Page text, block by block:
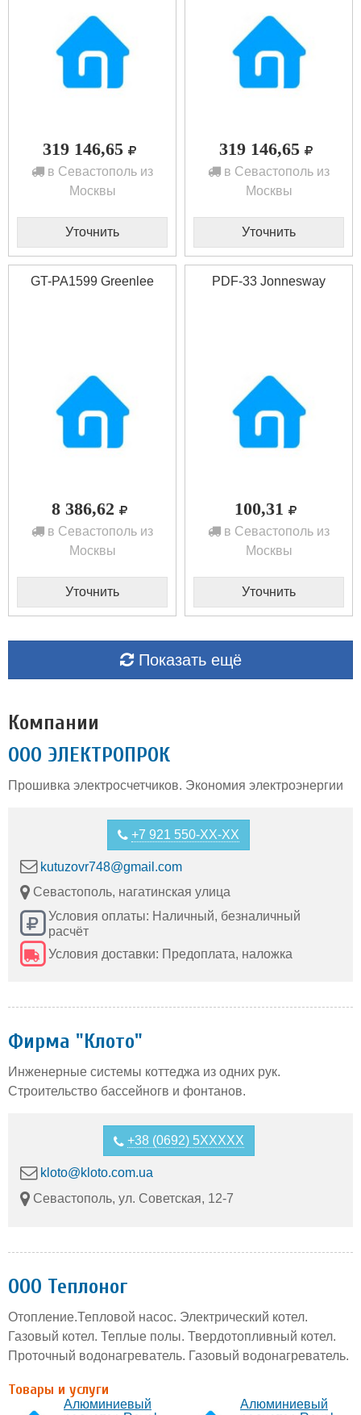
319 146,65
в Севастополь из
Москвы
Уточнить
319 146,65
в Севастополь из
Москвы
Уточнить
GT-PA1599 Greenlee
8 386,62
в Севастополь из
Москвы
Уточнить
PDF-33 Jonnesway
100,31
в Севастополь из
Москвы
Уточнить
Показать ещё
Компании
ООО ЭЛЕКТРОПРОК
Прошивка электросчетчиков. Экономия электроэнергии
+7 921 550-XX-XX
kutuzovr748@gmail.com
Севастополь, нагатинская улица
Условия оплаты: Наличный, безналичный
расчёт
Условия доставки: Предоплата, наложка
Фирма "Клото"
Инженерные системы коттеджа из одних рук.
Строительство бассейногв и фонтанов.
+38 (0692) 5XXXXX
kloto@kloto.com.ua
Севастополь, ул. Советская, 12-7
ООО Теплоног
Отопление.Тепловой насос. Электрический котел.
Газовый котел. Теплые полы. Твердотопливный котел.
Проточный водонагреватель. Газовый водонагреватель.
Товары и услуги
Алюминиевый
Алюминиевый